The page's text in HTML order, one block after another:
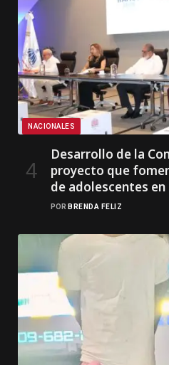
NACIONALES
Desarrollo de la
proyecto que
de adolescentes
POR BRENDA FELIZ